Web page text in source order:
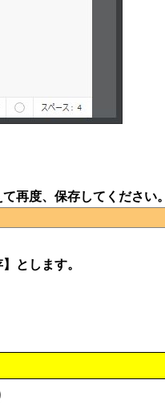
度、保存してください。
とします。